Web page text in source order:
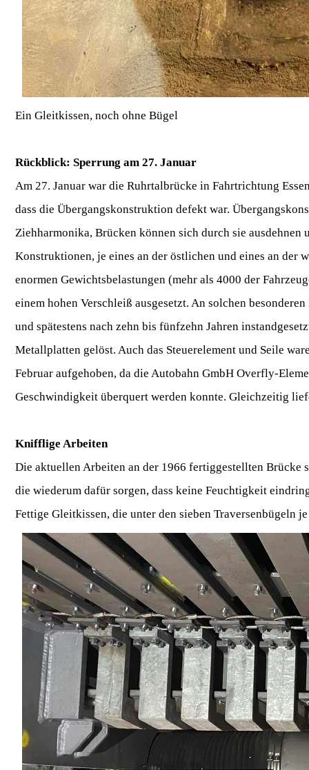
Ein Gleitkissen, noch ohne Bügel
Rückblick: Sperrung am 27. Januar
Am 27. Januar war die Ruhrtalbrücke in Fahrtrichtung
dass die Übergangskonstruktion defekt war.
Ziehharmonika, Brücken können sich durch sie
Konstruktionen, je eines an der östlichen und eines an der
enormen Gewichtsbelastungen (mehr als 4000 der
einem hohen Verschleiß ausgesetzt. An solchen
und spätestens nach zehn bis fünfzehn Jahren
Metallplatten gelöst. Auch das Steuerelement und Seile
Februar aufgehoben, da die Autobahn GmbH Overfly-
Geschwindigkeit überquert werden konnte. Gleichzeitig
Knifflige Arbeiten
Die aktuellen Arbeiten an der 1966 fertiggestellten
die wiederum dafür sorgen, dass keine Feuchtigkeit
Fettige Gleitkissen, die unter den sieben Traversenbügeln